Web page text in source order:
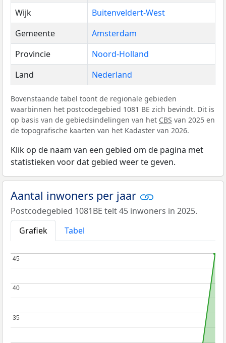
Wijk
Buitenveldert-West
Gemeente
Amsterdam
Provincie
Noord-Holland
Land
Nederland
Bovenstaande tabel toont de regionale gebieden
waarbinnen het postcodegebied 1081 BE zich bevindt. Dit is
op basis van de gebiedsindelingen van het CBS van 2025 en
de topografische kaarten van het Kadaster van 2026.
Klik op de naam van een gebied om de pagina met
statistieken voor dat gebied weer te geven.
Aantal inwoners per jaar
Postcodegebied 1081BE telt 45 inwoners in 2025.
Grafiek
Tabel
35
35
40
40
45
45